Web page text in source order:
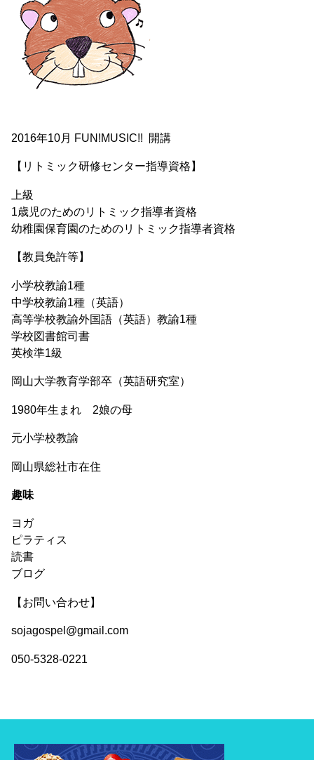
2016年10月 FUN!MUSIC!! 開講
【リトミック研修センター指導資格】
上級
1歳児のためのリトミック指導者資格
幼稚園保育園のためのリトミック指導者資格
【教員免許等】
小学校教諭1種
中学校教諭1種（英語）
高等学校教諭外国語（英語）教諭1種
学校図書館司書
英検準1級
岡山大学教育学部卒（英語研究室）
1980年生まれ 2娘の母
元小学校教諭
岡山県総社市在住
趣味
ヨガ
ピラティス
読書
ブログ
【お問い合わせ】
sojagospel@gmail.com
050-5328-0221